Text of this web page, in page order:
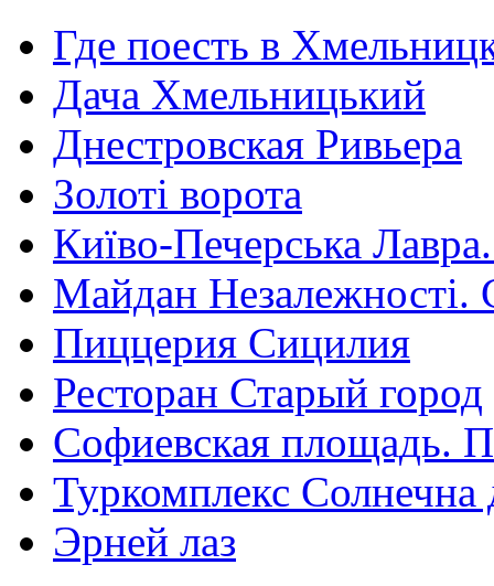
Где поесть в
Дача Хмельницький
Днестровская Ривьера
Золоті ворота
Київо-Печерська
Майдан Незалежності.
Пиццерия Сицилия
Ресторан Старый город
Софиевская площадь.
Туркомплекс Солнечна
Эрней лаз